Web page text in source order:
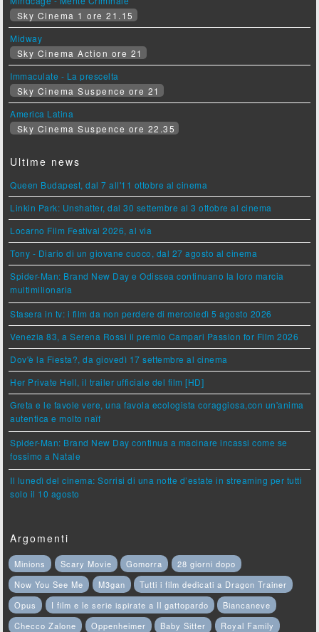
Sky Cinema 1 ore 21.15
Midway
Sky Cinema Action ore 21
Immaculate - La prescelta
Sky Cinema Suspence ore 21
America Latina
Sky Cinema Suspence ore 22.35
Ultime news
Queen Budapest, dal 7 all'11 ottobre al cinema
Linkin Park: Unshatter, dal 30 settembre al 3 ottobre al cinema
Locarno Film Festival 2026, al via
Tony - Diario di un giovane cuoco, dal 27 agosto al cinema
Spider-Man: Brand New Day e Odissea continuano la loro marcia
multimilionaria
Stasera in tv: i film da non perdere di mercoledì 5 agosto 2026
Venezia 83, a Serena Rossi il premio Campari Passion for Film 2026
Dov'è la Fiesta?, da giovedì 17 settembre al cinema
Her Private Hell, il trailer ufficiale del film [HD]
Greta e le favole vere, una favola ecologista coraggiosa,con un'anima
autentica e molto naïf
Spider-Man: Brand New Day continua a macinare incassi come se
fossimo a Natale
Il lunedì del cinema: Sorrisi di una notte d’estate in streaming per tutti
solo il 10 agosto
Argomenti
Minions Scary Movie Gomorra
28 giorni dopo
Now You See Me
M3gan
Tutti i film dedicati a Dragon Trainer
Opus
I film e le serie ispirate a Il gattopardo
Biancaneve
Checco Zalone
Oppenheimer Baby Sitter
Royal Family